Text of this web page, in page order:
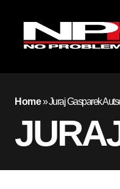
Home»Juraj Gasparek